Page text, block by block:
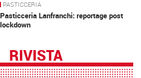
PASTICCERIA
Pasticceria Lanfranchi: reportage post
lockdown
RIVISTA